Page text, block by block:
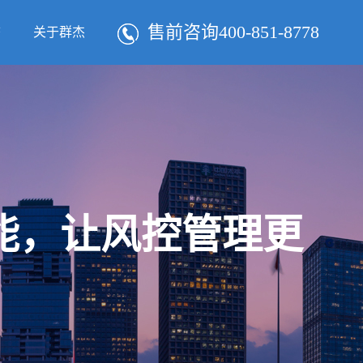
售前咨询400-851-8778
关于群杰
，让风控管理更